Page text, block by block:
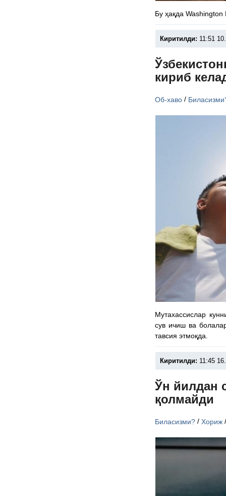
Бу ҳақда
Киритилди: 11:51
кириб
Об-хаво /
Мутахассислар
сув ичиш ва
тавсия этмоқда.
Киритилди: 11:45
Ўн йилдан
қолмайди
Биласизми? /Хориж